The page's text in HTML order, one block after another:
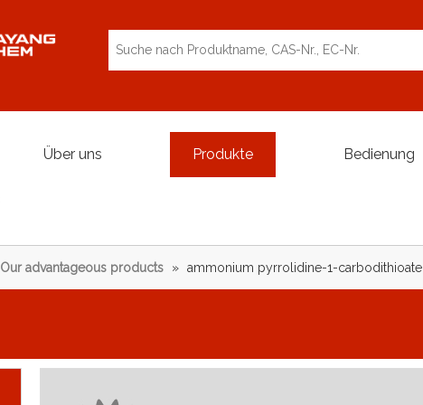
Über uns Produkte Bedienung
Our advantageous products » ammonium pyrrolidine-1-carbodithioate